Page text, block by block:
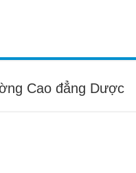
Cao đẳng Dược